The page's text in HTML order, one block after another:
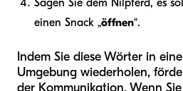
Sagen Sie dem Nilpferd, es
einen Snack „öffnen“.
Indem Sie diese Wörter in
Umgebung wiederholen,
der Kommunikation. Wenn